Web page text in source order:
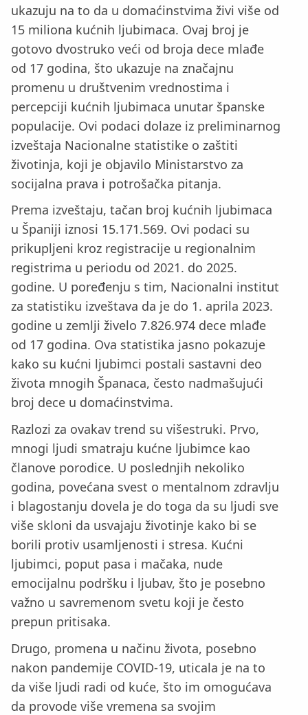
ukazuju na to da u domaćinstvima živi više od
15 miliona kućnih ljubimaca. Ovaj broj je
gotovo dvostruko veći od broja dece mlađe
od 17 godina, što ukazuje na značajnu
promenu u društvenim vrednostima i
percepciji kućnih ljubimaca unutar španske
populacije. Ovi podaci dolaze iz preliminarnog
izveštaja Nacionalne statistike o zaštiti
životinja, koji je objavilo Ministarstvo za
socijalna prava i potrošačka pitanja.
Prema izveštaju, tačan broj kućnih ljubimaca
u Španiji iznosi 15.171.569. Ovi podaci su
prikupljeni kroz registracije u regionalnim
registrima u periodu od 2021. do 2025.
godine. U poređenju s tim, Nacionalni institut
za statistiku izveštava da je do 1. aprila 2023.
godine u zemlji živelo 7.826.974 dece mlađe
od 17 godina. Ova statistika jasno pokazuje
kako su kućni ljubimci postali sastavni deo
života mnogih Španaca, često nadmašujući
broj dece u domaćinstvima.
Razlozi za ovakav trend su višestruki. Prvo,
mnogi ljudi smatraju kućne ljubimce kao
članove porodice. U poslednjih nekoliko
godina, povećana svest o mentalnom zdravlju
i blagostanju dovela je do toga da su ljudi sve
više skloni da usvajaju životinje kako bi se
borili protiv usamljenosti i stresa. Kućni
ljubimci, poput pasa i mačaka, nude
emocijalnu podršku i ljubav, što je posebno
važno u savremenom svetu koji je često
prepun pritisaka.
Drugo, promena u načinu života, posebno
nakon pandemije COVID-19, uticala je na to
da više ljudi radi od kuće, što im omogućava
da provode više vremena sa svojim